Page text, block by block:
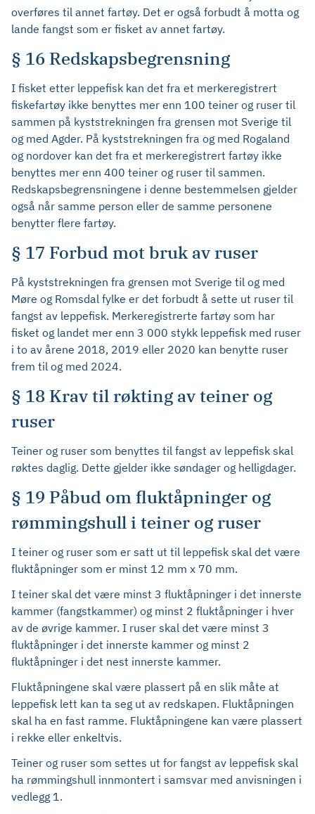
overføres til annet fartøy. Det er også forbudt å motta og
lande fangst som er fisket av annet fartøy.
§ 16 Redskapsbegrensning
I fisket etter leppefisk kan det fra et merkeregistrert
fiskefartøy ikke benyttes mer enn 100 teiner og ruser til
sammen på kyststrekningen fra grensen mot Sverige til
og med Agder. På kyststrekningen fra og med Rogaland
og nordover kan det fra et merkeregistrert fartøy ikke
benyttes mer enn 400 teiner og ruser til sammen.
Redskapsbegrensningene i denne bestemmelsen gjelder
også når samme person eller de samme personene
benytter flere fartøy.
§ 17 Forbud mot bruk av ruser
På kyststrekningen fra grensen mot Sverige til og med
Møre og Romsdal fylke er det forbudt å sette ut ruser til
fangst av leppefisk. Merkeregistrerte fartøy som har
fisket og landet mer enn 3 000 stykk leppefisk med ruser
i to av årene 2018, 2019 eller 2020 kan benytte ruser
frem til og med 2024.
§ 18 Krav til røkting av teiner og
ruser
Teiner og ruser som benyttes til fangst av leppefisk skal
røktes daglig. Dette gjelder ikke søndager og helligdager.
§ 19 Påbud om fluktåpninger og
rømmingshull i teiner og ruser
I teiner og ruser som er satt ut til leppefisk skal det være
fluktåpninger som er minst 12 mm x 70 mm.
I teiner skal det være minst 3 fluktåpninger i det innerste
kammer (fangstkammer) og minst 2 fluktåpninger i hver
av de øvrige kammer. I ruser skal det være minst 3
fluktåpninger i det innerste kammer og minst 2
fluktåpninger i det nest innerste kammer.
Fluktåpningene skal være plassert på en slik måte at
leppefisk lett kan ta seg ut av redskapen. Fluktåpningen
skal ha en fast ramme. Fluktåpningene kan være plassert
i rekke eller enkeltvis.
Teiner og ruser som settes ut for fangst av leppefisk skal
ha rømmingshull innmontert i samsvar med anvisningen i
vedlegg 1.